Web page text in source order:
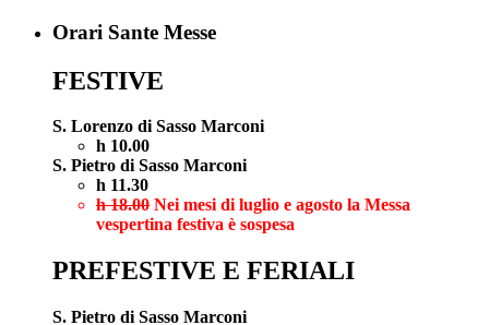
Orari Sante Messe
FESTIVE
S. Lorenzo di Sasso Marconi
h 10.00
S. Pietro di Sasso Marconi
h 11.30
h 18.00 Nei mesi di luglio e agosto la Messa
vespertina festiva è sospesa
PREFESTIVE E FERIALI
S. Pietro di Sasso Marconi